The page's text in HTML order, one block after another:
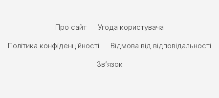
Про сайт
Угода користувача
Політика конфіденційності
Відмова від відповідальності
Зв’язок